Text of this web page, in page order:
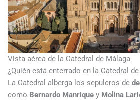
Vista aérea de la Catedral de Málaga
¿Quién está enterrado en la Catedral
La Catedral alberga los sepulcros de
como Bernardo Manrique y Molina